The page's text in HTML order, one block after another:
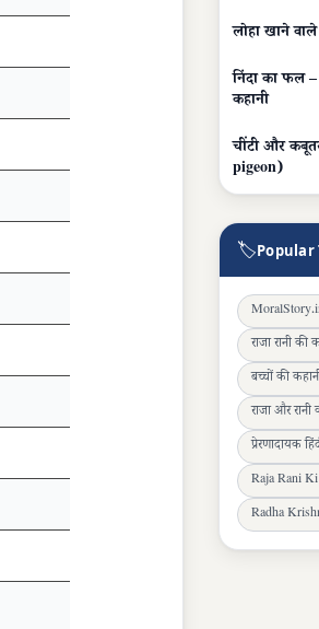
लोहा खाने
निंदा का फल –
कहानी
चींटी और
pigeon)
🏷Popular
राजा रानी की
बच्चों की
राजा और रानी
प्रेरणादायक
Raja Rani
Radha